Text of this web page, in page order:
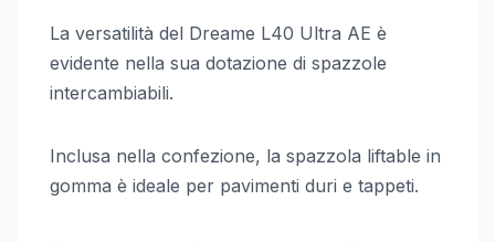
La versatilità del Dreame L40 Ultra AE è
evidente nella sua dotazione di spazzole
intercambiabili.
Inclusa nella confezione, la spazzola liftable in
gomma è ideale per pavimenti duri e tappeti.